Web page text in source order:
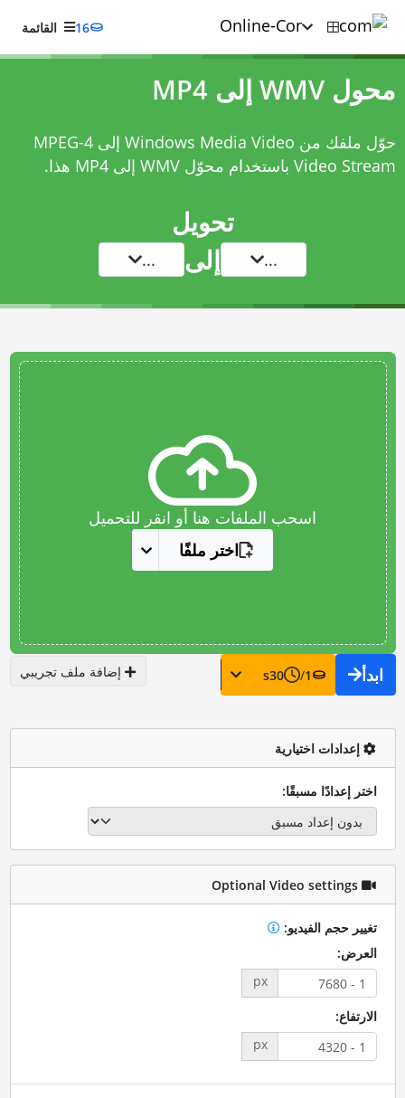
16 القائمة
محول WMV إلى MP4
حوّل ملفك من Windows Media Video إلى MPEG-4
Video Stream باستخدام
محوّل WMV إلى MP4 هذا.
تحويل
... إلى ...
اسحب الملفات هنا أو انقر للتحميل
اختر ملفًا
ابدأ 1
/
30
s إضافة ملف تجريبي
إعدادات اختيارية
اختر إعدادًا مسبقًا:
Optional Video settings
تغيير حجم الفيديو:
العرض:
px
الارتفاع:
px